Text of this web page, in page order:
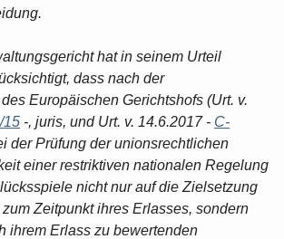
hat in seinem Urteil
dass nach der
Europäischen Gerichtshofs (Urt. v.
15 -, juris, und Urt. v. 14.6.2017 - C-
der Prüfung der unionsrechtlichen
einer restriktiven nationalen Regelung
nicht nur auf die Zielsetzung
Zeitpunkt ihres Erlasses, sondern
ihrem Erlass zu bewertenden